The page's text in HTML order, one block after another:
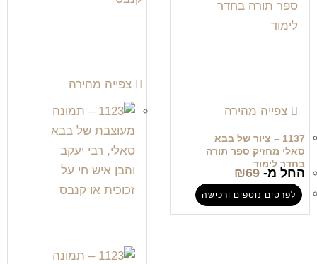
צפייה מהירה
1137 – ציור של בבא
סאלי מחזיק ספר תורה
בחדר לימוד
החל מ- ₪69
לפרטים נוספים ורכישה
צפייה מהירה